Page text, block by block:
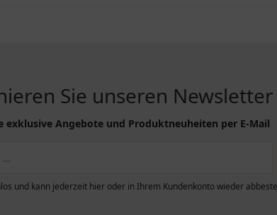
Sie unseren Newsletter
exklusive Angebote und Produktneuheiten per E-Mail
und kann jederzeit hier oder in Ihrem Kundenkonto wieder